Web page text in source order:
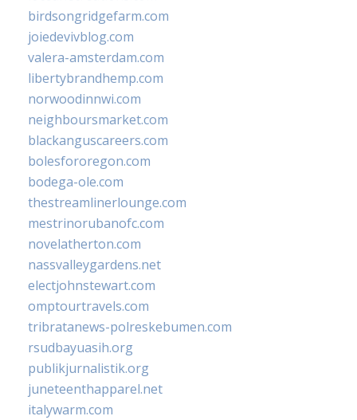
birdsongridgefarm.com
joiedevivblog.com
valera-amsterdam.com
libertybrandhemp.com
norwoodinnwi.com
neighboursmarket.com
blackanguscareers.com
bolesfororegon.com
bodega-ole.com
thestreamlinerlounge.com
mestrinorubanofc.com
novelatherton.com
nassvalleygardens.net
electjohnstewart.com
omptourtravels.com
tribratanews-polreskebumen.com
rsudbayuasih.org
publikjurnalistik.org
juneteenthapparel.net
italywarm.com